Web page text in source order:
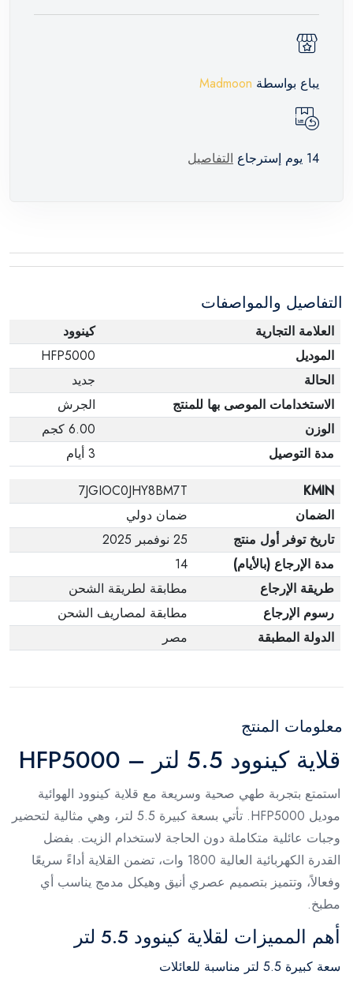
يباع بواسطة Madmoon
14 يوم إسترجاع التفاصيل
التفاصيل والمواصفات
العلامة التجارية
كينوود
الموديل
HFP5000
الحالة
جديد
الاستخدامات الموصى بها للمنتج
الجرش
الوزن
6.00 كجم
مدة التوصيل
3 أيام
KMIN
7JGIOC0JHY8BM7T
الضمان
ضمان دولي
تاريخ توفر أول منتج
25 نوفمبر 2025
مدة الإرجاع (بالأيام)
14
طريقة الإرجاع
مطابقة لطريقة الشحن
رسوم الإرجاع
مطابقة لمصاريف الشحن
الدولة المطبقة
مصر
معلومات المنتج
قلاية كينوود 5.5 لتر – HFP5000
استمتع بتجربة طهي صحية وسريعة مع قلاية كينوود الهوائية
موديل HFP5000. تأتي بسعة كبيرة 5.5 لتر، وهي مثالية لتحضير
وجبات عائلية متكاملة دون الحاجة لاستخدام الزيت. بفضل
القدرة الكهربائية العالية 1800 وات، تضمن القلاية أداءً سريعًا
وفعالاً، وتتميز بتصميم عصري أنيق وهيكل مدمج يناسب أي
مطبخ.
أهم المميزات لقلاية كينوود 5.5 لتر
سعة كبيرة 5.5 لتر مناسبة للعائلات